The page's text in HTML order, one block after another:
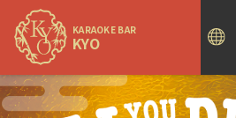
KARAOKE BAR
KYO